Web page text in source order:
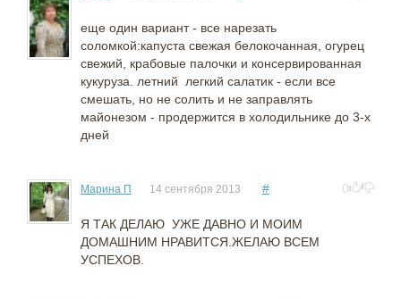
еще один вариант - все нарезать
соломкой:капуста свежая белокочанная, огурец
свежий, крабовые палочки и консервированная
кукуруза. летний легкий салатик - если все
смешать, но не солить и не заправлять
майонезом - продержится в холодильнике до 3-х
дней
Марина П 14 сентября 2013 # 0
Я ТАК ДЕЛАЮ УЖЕ ДАВНО И МОИМ
ДОМАШНИМ НРАВИТСЯ.ЖЕЛАЮ ВСЕМ
УСПЕХОВ.